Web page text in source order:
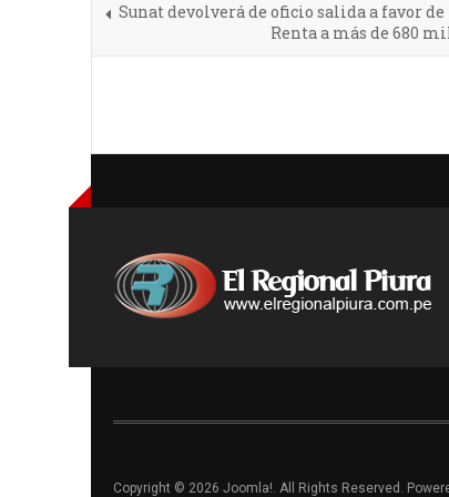
Sunat devolverá de oficio salida a favor
Renta a más de 680
Copyright © 2026 Joomla!. All Rights Reserved.